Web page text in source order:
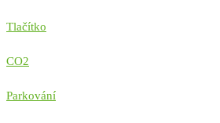
Tlačítko
CO2
Parkování